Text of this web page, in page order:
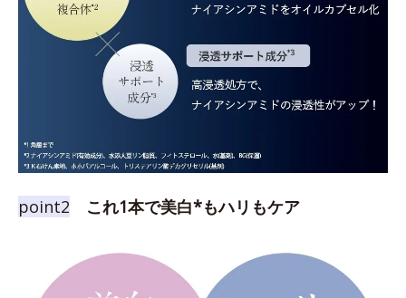
point2 これ1本で美白*もハリもケア